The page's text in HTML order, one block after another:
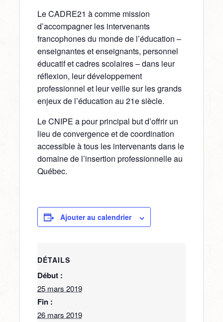
Le CADRE21 à comme mission
d’accompagner les intervenants
francophones du monde de l’éducation –
enseignantes et enseignants, personnel
éducatif et cadres scolaires – dans leur
réflexion, leur développement
professionnel et leur veille sur les grands
enjeux de l’éducation au 21e siècle.
Le CNIPE a pour principal but d’offrir un
lieu de convergence et de coordination
accessible à tous les intervenants dans le
domaine de l’insertion professionnelle au
Québec.
Ajouter au calendrier
DÉTAILS
Début :
25 mars 2019
Fin :
26 mars 2019